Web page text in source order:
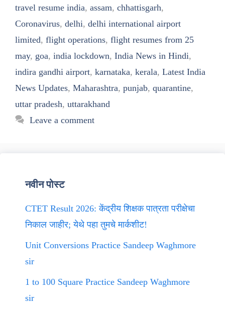
travel resume india, assam, chhattisgarh,
Coronavirus, delhi, delhi international airport
limited, flight operations, flight resumes from 25
may, goa, india lockdown, India News in Hindi,
indira gandhi airport, karnataka, kerala, Latest India
News Updates, Maharashtra, punjab, quarantine,
uttar pradesh, uttarakhand
Leave a comment
नवीन पोस्ट
CTET Result 2026: केंद्रीय शिक्षक पात्रता परीक्षेचा
निकाल जाहीर; येथे पहा तुमचे मार्कशीट!
Unit Conversions Practice Sandeep Waghmore
sir
1 to 100 Square Practice Sandeep Waghmore
sir